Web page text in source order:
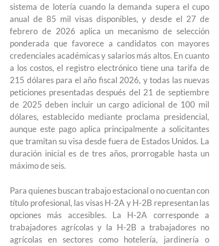
sistema de lotería cuando la demanda supera el cupo
anual de 85 mil visas disponibles, y desde el 27 de
febrero de 2026 aplica un mecanismo de selección
ponderada que favorece a candidatos con mayores
credenciales académicas y salarios más altos. En cuanto
a los costos, el registro electrónico tiene una tarifa de
215 dólares para el año fiscal 2026, y todas las nuevas
peticiones presentadas después del 21 de septiembre
de 2025 deben incluir un cargo adicional de 100 mil
dólares, establecido mediante proclama presidencial,
aunque este pago aplica principalmente a solicitantes
que tramitan su visa desde fuera de Estados Unidos. La
duración inicial es de tres años, prorrogable hasta un
máximo de seis.
Para quienes buscan trabajo estacional o no cuentan con
título profesional, las visas H-2A y H-2B representan las
opciones más accesibles. La H-2A corresponde a
trabajadores agrícolas y la H-2B a trabajadores no
agrícolas en sectores como hotelería, jardinería o